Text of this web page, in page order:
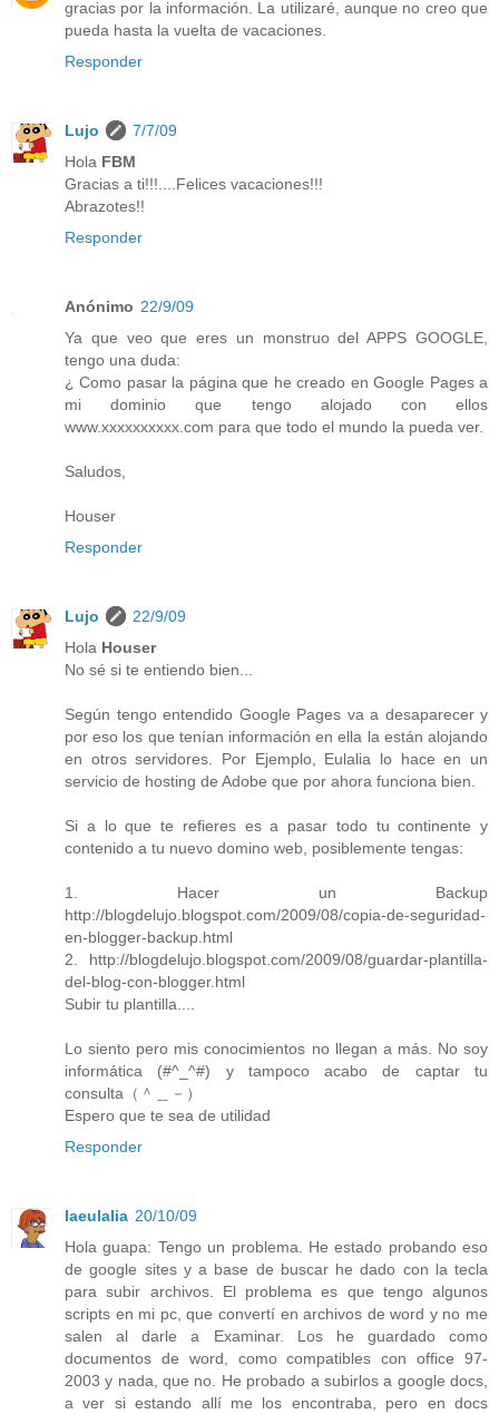
gracias por la información. La utilizaré, aunque no creo que
pueda hasta la vuelta de vacaciones.
Responder
Lujo
7/7/09
Hola FBM
Gracias a ti!!!....Felices vacaciones!!!
Abrazotes!!
Responder
Anónimo 22/9/09
Ya que veo que eres un monstruo del APPS GOOGLE,
tengo una duda:
¿ Como pasar la página que he creado en Google Pages a
mi dominio que tengo alojado con ellos
www.xxxxxxxxxx.com para que todo el mundo la pueda ver.
Saludos,
Houser
Responder
Lujo
22/9/09
Hola Houser
No sé si te entiendo bien...
Según tengo entendido Google Pages va a desaparecer y
por eso los que tenían información en ella la están alojando
en otros servidores. Por Ejemplo, Eulalia lo hace en un
servicio de hosting de Adobe que por ahora funciona bien.
Si a lo que te refieres es a pasar todo tu continente y
contenido a tu nuevo domino web, posiblemente tengas:
1. Hacer un Backup
http://blogdelujo.blogspot.com/2009/08/copia-de-seguridad-
en-blogger-backup.html
2. http://blogdelujo.blogspot.com/2009/08/guardar-plantilla-
del-blog-con-blogger.html
Subir tu plantilla....
Lo siento pero mis conocimientos no llegan a más. No soy
informática (#^_^#) y tampoco acabo de captar tu
consulta（＾＿－）
Espero que te sea de utilidad
Responder
laeulalia 20/10/09
Hola guapa: Tengo un problema. He estado probando eso
de google sites y a base de buscar he dado con la tecla
para subir archivos. El problema es que tengo algunos
scripts en mi pc, que convertí en archivos de word y no me
salen al darle a Examinar. Los he guardado como
documentos de word, como compatibles con office 97-
2003 y nada, que no. He probado a subirlos a google docs,
a ver si estando allí me los encontraba, pero en docs